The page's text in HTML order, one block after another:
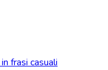
frasi casuali